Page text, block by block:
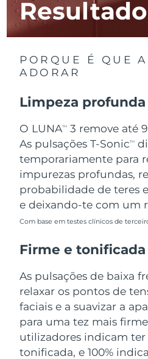
PORQUE É QUE
ADORAR
Limpeza profunda
O LUNATM
3 remove até
As pulsações T-SonicTM
temporariamente para
impurezas profundas,
probabilidade de teres
e deixando-te com um
Com base em testes clínicos de
Firme e tonificada
As pulsações de baixa
relaxar os pontos de
faciais e a suavizar a
para uma tez mais
utilizadores indicam
tonificada, e 100%
Luxemburgo
Macau, RAE da
China
Malta
México
Mônaco
Países Baixos
Nova Zelândia
Noruega
Omã
Filipinas
Polônia